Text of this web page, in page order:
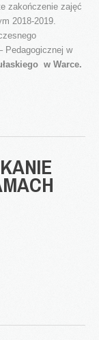
zakończenie zajęć
2018-2019.
Pedagogicznej w
w Warce.